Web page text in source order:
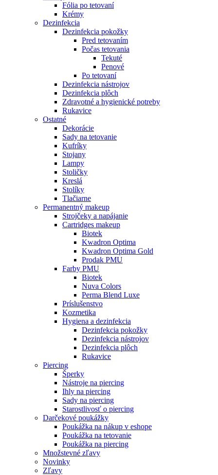
Fólia po tetovaní
Krémy
Dezinfekcia
Dezinfekcia pokožky
Pred tetovaním
Počas tetovania
Tekuté
Penové
Po tetovaní
Dezinfekcia nástrojov
Dezinfekcia plôch
Zdravotné a hygienické potreby
Rukavice
Ostatné
Dekorácie
Sady na tetovanie
Kufríky
Stojany
Lampy
Stoličky
Kreslá
Stolíky
Tlačiarne
Permanentný makeup
Strojčeky a napájanie
Cartridges makeup
Biotek
Kwadron Optima
Kwadron Optima Gold
Prodak PMU
Farby PMU
Biotek
Nuva Colors
Perma Blend Luxe
Príslušenstvo
Kozmetika
Hygiena a dezinfekcia
Dezinfekcia pokožky
Dezinfekcia nástrojov
Dezinfekcia plôch
Rukavice
Piercing
Šperky
Nástroje na piercing
Ihly na piercing
Sady na piercing
Starostlivosť o piercing
Darčekové poukážky
Poukážka na nákup v eshope
Poukážka na tetovanie
Poukážka na piercing
Množstevné zľavy
Novinky
Zľavy